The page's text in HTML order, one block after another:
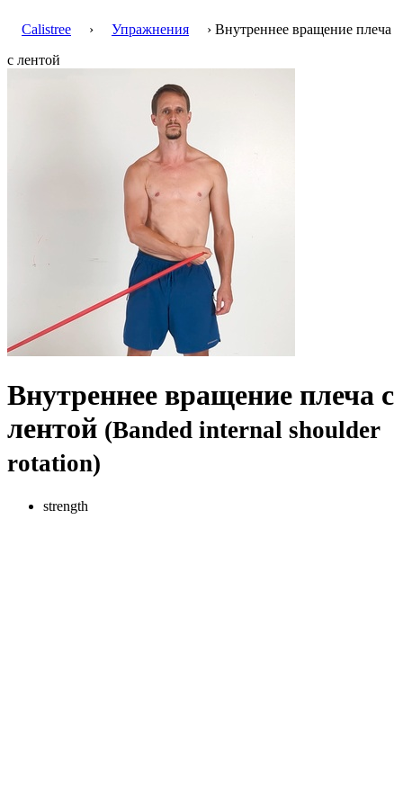
Calistree › Упражнения
› Внутреннее вращение плеча
с лентой
Внутреннее вращение плеча с
лентой (Banded internal shoulder
rotation)
strength